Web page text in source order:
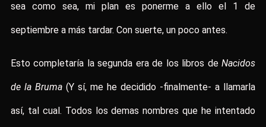
sea como sea, mi plan es ponerme a ello el 1 de
septiembre a más tardar. Con suerte, un poco antes.
Esto completaría la segunda era de los libros de Nacidos
de la Bruma (Y sí, me he decidido -finalmente- a llamarla
así, tal cual. Todos los demas nombres que he intentado